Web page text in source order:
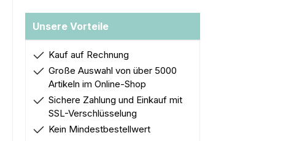
Unsere Vorteile
Kauf auf Rechnung
Große Auswahl von über 5000
Artikeln im Online-Shop
Sichere Zahlung und Einkauf mit
SSL-Verschlüsselung
Kein Mindestbestellwert